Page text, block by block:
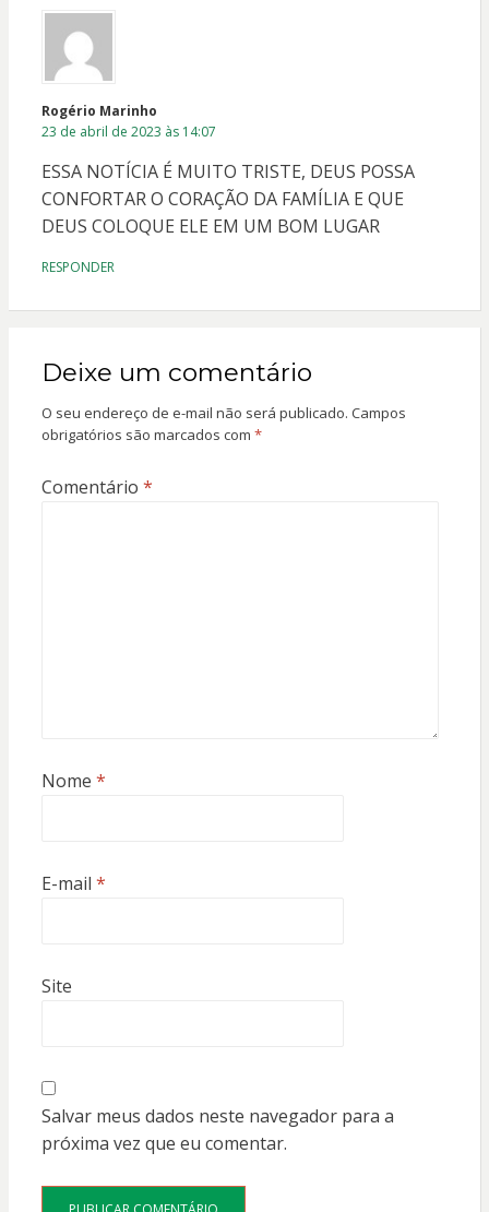
Rogério Marinho
23 de abril de 2023 às 14:07
ESSA NOTÍCIA É MUITO TRISTE, DEUS POSSA
CONFORTAR O CORAÇÃO DA FAMÍLIA E QUE
DEUS COLOQUE ELE EM UM BOM LUGAR
RESPONDER
Deixe um comentário
O seu endereço de e-mail não será publicado. Campos
obrigatórios são marcados com *
Comentário *
Nome *
E-mail *
Site
Salvar meus dados neste navegador para a
próxima vez que eu comentar.